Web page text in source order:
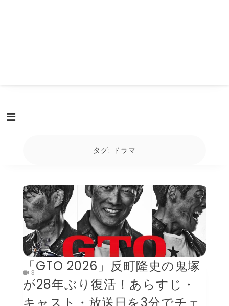
タグ: ドラマ
3
「GTO 2026」反町隆史の鬼塚
が28年ぶり復活！あらすじ・